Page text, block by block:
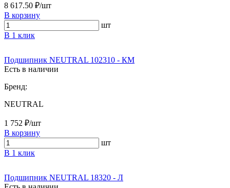
8 617.50 ₽/шт
В корзину
шт
В 1 клик
Подшипник NEUTRAL 102310 - КМ
Есть в наличии
Бренд:
NEUTRAL
1 752 ₽/шт
В корзину
шт
В 1 клик
Подшипник NEUTRAL 18320 - Л